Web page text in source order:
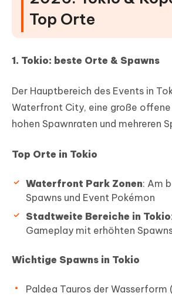
Top Orte
1. Tokio: beste Orte & Spawns
Der Hauptbereich des Events in
Waterfront City, eine große
hohen Spawnraten und mehreren
Top Orte in Tokio
Waterfront Park Zonen: Am
Spawns und Event Pokémon
Stadtweite Bereiche in Tokio
Gameplay mit erhöhten
Wichtige Spawns in Tokio
Paldea Tauros der Wasserform